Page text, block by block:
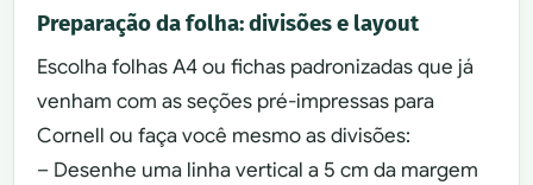
Preparação da folha: divisões e layout
Escolha folhas A4 ou fichas padronizadas que já
venham com as seções pré-impressas para
Cornell ou faça você mesmo as divisões:
– Desenhe uma linha vertical a 5 cm da margem